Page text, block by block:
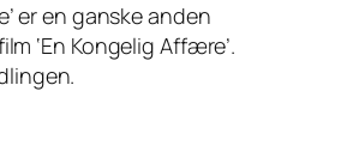
er en ganske anden
‘En Kongelig Affære’.